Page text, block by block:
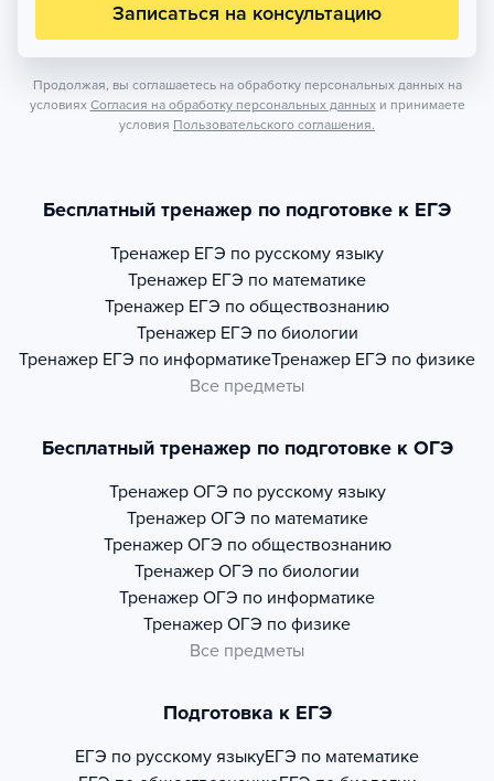
Записаться на консультацию
Продолжая, вы соглашаетесь на обработку персональных данных на
условиях Согласия на обработку персональных данных и принимаете
условия Пользовательского соглашения.
Бесплатный тренажер по подготовке к ЕГЭ
Тренажер ЕГЭ по русскому языку
Тренажер ЕГЭ по математике
Тренажер ЕГЭ по обществознанию
Тренажер ЕГЭ по биологии
Тренажер ЕГЭ по информатикеТренажер ЕГЭ по физике
Все предметы
Бесплатный тренажер по подготовке к ОГЭ
Тренажер ОГЭ по русскому языку
Тренажер ОГЭ по математике
Тренажер ОГЭ по обществознанию
Тренажер ОГЭ по биологии
Тренажер ОГЭ по информатике
Тренажер ОГЭ по физике
Все предметы
Подготовка к ЕГЭ
ЕГЭ по русскому языкуЕГЭ по математике